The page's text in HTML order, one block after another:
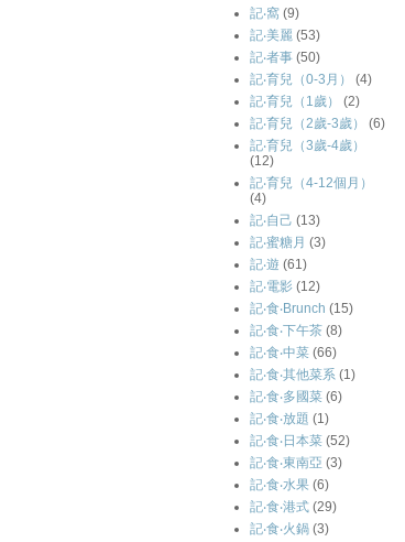
記‧窩 (9)
記‧美麗 (53)
記‧者事 (50)
記‧育兒（0-3月）
(4)
記‧育兒（1歲）
(2)
記‧育兒（2歲-3歲）
(6)
記‧育兒（3歲-4歲）
(12)
記‧育兒（4-12個月）
(4)
記‧自己 (13)
記‧蜜糖月 (3)
記‧遊 (61)
記‧電影 (12)
記‧食‧Brunch (15)
記‧食‧下午茶 (8)
記‧食‧中菜 (66)
記‧食‧其他菜系 (1)
記‧食‧多國菜 (6)
記‧食‧放題 (1)
記‧食‧日本菜 (52)
記‧食‧東南亞 (3)
記‧食‧水果 (6)
記‧食‧港式 (29)
記‧食‧火鍋 (3)